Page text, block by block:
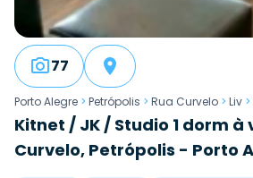
77
Porto Alegre > Petrópolis > Rua Curvelo > Liv >
Kitnet / JK / Studio 1 dorm à
Curvelo, Petrópolis - Porto